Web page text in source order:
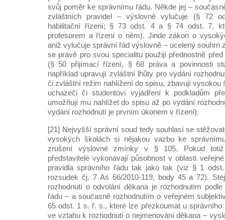
svůj poměr ke správnímu řádu. Někde jej –
zvláštních pravidel – výslovně vylučuje (§ 72
habilitační řízení; § 73 odst. 4 a § 74 odst. 7,
profesorem a řízení o něm). Jinde zákon o
aniž vylučuje správní řád výslovně – ucelený souhrn
se právě pro svou specialitu použijí přednostně
(§ 50 přijímací řízení, § 68 práva a povinnosti
například upravují zvláštní lhůty pro vydání
či zvláštní režim nahlížení do spisu, zbavují vysokou
uchazeči či studentovi vyjádření k podkladům
umožňují mu nahlížet do spisu až po vydání
vydání rozhodnutí je prvním úkonem v řízení).
[21] Nejvyšší správní soud tedy souhlasí se
vysokých školách si nějakou vazbu ke
zrušení výslovné zmínky v § 105. Pokud
představitelé vykonávají působnost v oblasti
pravidla správního řádu tak jako tak (viz § 1
rozsudek čj. 7 As 66/2010-119, body 45 a 72).
rozhodnutí o odvolání děkana je rozhodnutím
řádu – a současně rozhodnutím o veřejném
65 odst. 1 s. ř. s., které lze přezkoumat u
ve vztahu k rozhodnutí o nejmenování děkana –